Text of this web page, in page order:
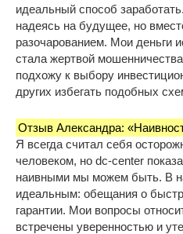
идеальный способ
надеясь на будущее, но
разочарованием. Мои деньги
стала жертвой
подхожу к выбору
других избегать подобных
Отзыв Александра:
Я всегда считал себя
человеком, но dc-center
наивными мы можем быть. В
идеальным: обещания о
гарантии. Мои вопросы
встречены уверенностью и